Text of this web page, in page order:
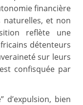
financière
naturelles, et non
reflète une
détenteurs
sur leurs
confisquée par
d’expulsion, bien